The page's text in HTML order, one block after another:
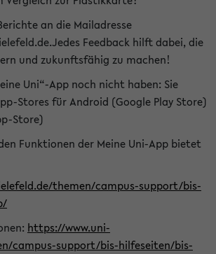
an die Mailadresse
Feedback hilft dabei, die
und zukunftsfähig zu machen!
Uni“-App noch nicht haben: Sie
Stores für Android (Google Play Store)
Store)
Funktionen der Meine Uni-App bietet
themen/campus-support/bis-
https://www.uni-
campus-support/bis-hilfeseiten/bis-